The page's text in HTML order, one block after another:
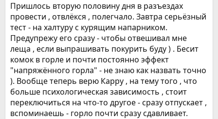
Пришлось вторую половину дня в разъездах
провести , отвлёкся , полегчало. Завтра серьёзный
тест - на халтуру с курящим напарником.
Предупрежу его сразу - чтобы отвешивал мне
леща , если выпрашивать покурить буду ) . Бесит
комок в горле и почти постоянно эффект
"напряжённого горла" - не знаю как назвать точно
). Вообще теперь верю Карру , на тему того , что
больше психологическая зависимость , стоит
переключиться на что-то другое - сразу отпускает ,
вспоминаешь - горло почти сразу сдавливает.